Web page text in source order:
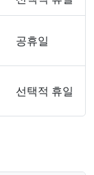
공휴일
선택적 휴일